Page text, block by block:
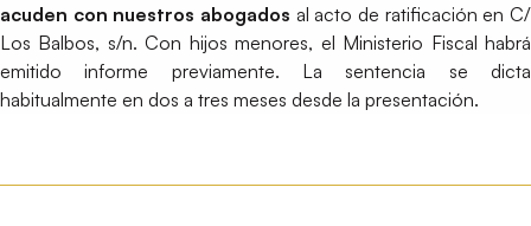
acuden con nuestros abogados al acto de ratificación en C/
Los Balbos, s/n. Con hijos menores, el Ministerio Fiscal habrá
emitido informe previamente. La sentencia se dicta
habitualmente en dos a tres meses desde la presentación.